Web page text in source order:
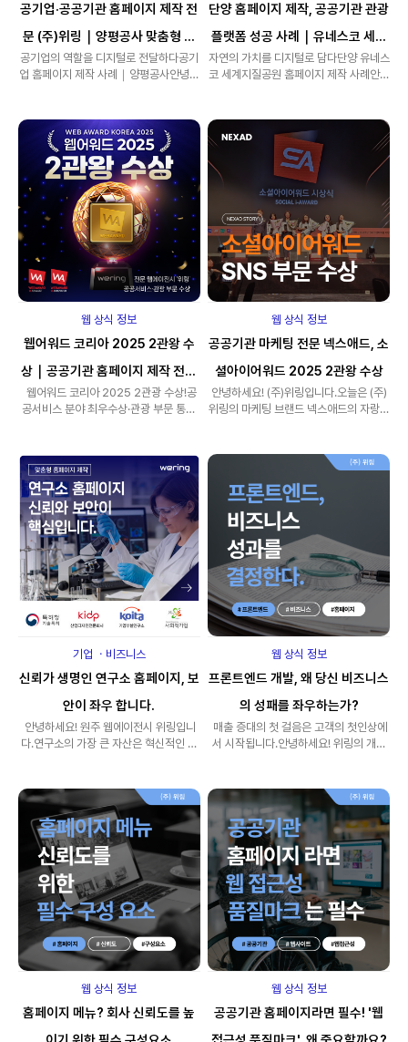
공기업·공공기관 홈페이지 제작 전
문 (주)위링｜양평공사 맞춤형 구
축 사례
공기업의 역할을 디지털로 전달하다 공기
업 홈페이지 제작 사례｜양평공사안녕하
단양 홈페이지 제작, 공공기관 관광
플랫폼 성공 사례｜유네스코 세계
지질공원
자연의 가치를 디지털로 담다단양 유네스
코 세계지질공원 홈페이지 제작 사례안녕
웹 상식 정보
웹어워드 코리아 2025 2관왕 수
상｜공공기관 홈페이지 제작 전문
웹에이전시 (주)위링
웹어워드 코리아 2025 2관광 수상!공
공서비스 분야 최우수상·관광 부문 통합
웹 상식 정보
공공기관 마케팅 전문 넥스애드, 소
셜아이어워드 2025 2관왕 수상
안녕하세요! (주)위링입니다.오늘은 (주)
위링의 마케팅 브랜드 넥스애드의 자랑스
기업 ㆍ비즈니스
신뢰가 생명인 연구소 홈페이지, 보
안이 좌우 합니다.
안녕하세요! 원주 웹에이전시 위링입니
다.연구소의 가장 큰 자산은 혁신적인 연
웹 상식 정보
프론트엔드 개발, 왜 당신 비즈니스
의 성패를 좌우하는가?
매출 증대의 첫 걸음은 고객의 첫인상에
서 시작됩니다.안녕하세요! 위링의 개발
웹 상식 정보
홈페이지 메뉴? 회사 신뢰도를 높
웹 상식 정보
공공기관 홈페이지라면 필수! '웹